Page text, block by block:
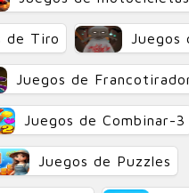
de Tiro Juegos
Juegos de
Juegos de Combinar-3
Juegos de Puzzles